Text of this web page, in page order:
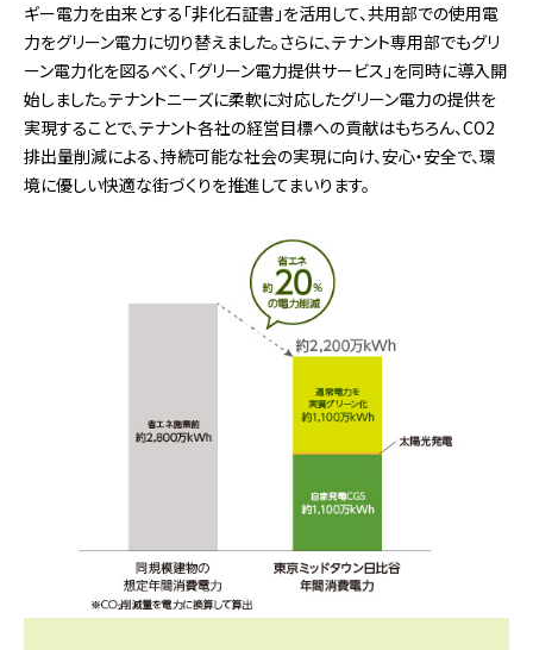
ギー電力を由来とする「非化石証書」を活用して、共用部での使用電
力をグリーン電力に切り替えました。さらに、テナント専用部でもグリ
ーン電力化を図るべく、「グリーン電力提供サービス」を同時に導入開
始しました。テナントニーズに柔軟に対応したグリーン電力の提供を
実現することで、テナント各社の経営目標への貢献はもちろん、CO2
排出量削減による、持続可能な社会の実現に向け、安心・安全で、環
境に優しい快適な街づくりを推進してまいります。